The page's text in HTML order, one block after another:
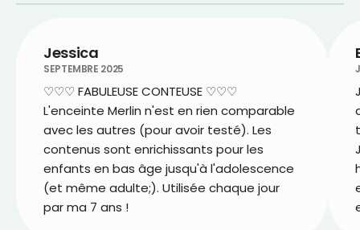
Jessica
SEPTEMBRE 2025
♡♡♡ FABULEUSE CONTEUSE ♡♡♡
L'enceinte Merlin n'est en rien comparable
avec les autres (pour avoir testé). Les
contenus sont enrichissants pour les
enfants en bas âge jusqu'à l'adolescence
(et même adulte;). Utilisée chaque jour
par ma 7 ans !